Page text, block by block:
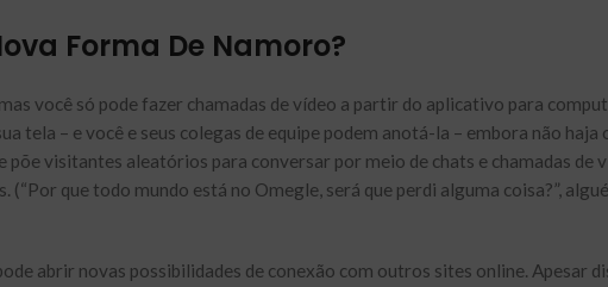
Forma De Namoro?
você só pode fazer chamadas de vídeo a partir do aplicativo para
tela – e você e seus colegas de equipe podem anotá-la – embora não haja
põe visitantes aleatórios para conversar por meio de chats e chamadas de
que todo mundo está no Omegle, será que perdi alguma coisa?”,
abrir novas possibilidades de conexão com outros sites online. Apesar